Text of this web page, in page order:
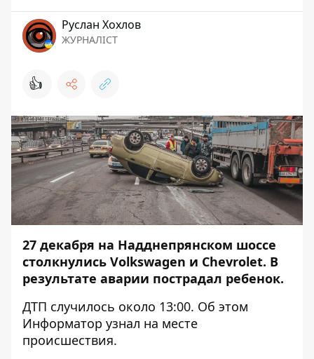
Руслан Хохлов
ЖУРНАЛІСТ
👍
27 декабря на Надднепрянском шоссе
столкнулись Volkswagen и Chevrolet. В
результате аварии пострадал ребенок.
ДТП случилось около 13:00. Об этом
Информатор узнал на месте
происшествия.